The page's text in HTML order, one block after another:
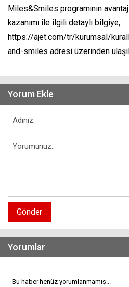
Miles&Smiles programının
kazanımı ile ilgili detaylı bilgiye,
https://ajet.com/tr/kurumsal/
and-smiles adresi üzerinden
Yorum Ekle
Gönder
Yorumlar
Bu haber henüz yorumlanmamış...